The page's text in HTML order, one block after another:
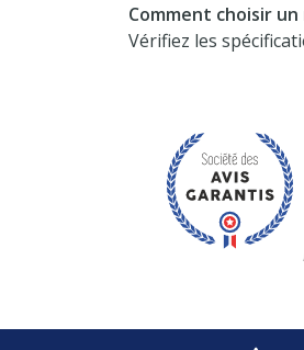
Comment choisir
Vérifiez les